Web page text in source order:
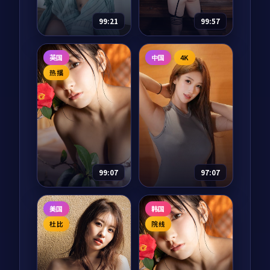
来。故乡像一杯放久
了的茶，他们慢慢把
一日三餐、整理衣
柜、阳台种菜，把综
艺还给「家」。
97,499 8.6 喜剧
99:21
雪后的告白
电影 2025
主演：朴宝剑、金高
银 等
江原道滑雪场救援队
员李俊浩在一场暴风
雪中救下了一个不愿
告诉名字的女人。第
二天天亮，她已不见
踪影，只留下一封写
给「下一场雪」的告
白。
75,584 8.5 爱情
99:57
断桥追凶
动漫 2024
主演：章子怡、河正
宇 等
断桥追凶是一部以冒
险为核心的影视作
品，围绕危机、反转
与人物成长展开，整
体节奏紧凑，值得推
荐观看。
66,305 7.7 冒险
英国
热播
99:07
霓虹回廊·纪念
版纪录片 2024
主演：雷佳音、木村
拓哉 等
霓虹回廊·纪念版是
中国 4K
97:07
霓虹边界
纪录片 2024
主演：沈腾、周迅 等
霓虹边界是一部以爱
情为核心的影视作
美国
杜比
韩国
院线